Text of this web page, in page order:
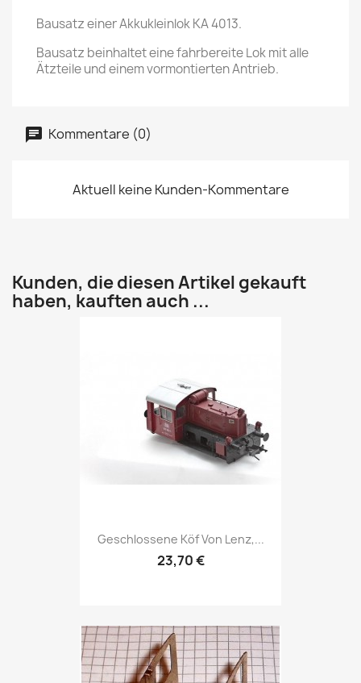
Bausatz einer Akkukleinlok KA 4013.
Bausatz beinhaltet eine fahrbereite Lok mit alle
Ätzteile und einem vormontierten Antrieb.
Kommentare (0)
Aktuell keine Kunden-Kommentare
Kunden, die diesen Artikel gekauft
haben, kauften auch ...
Geschlossene Köf Von Lenz,...
23,70 €